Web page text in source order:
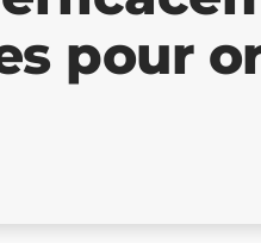
pour